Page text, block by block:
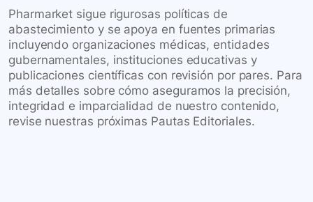
Pharmarket sigue rigurosas políticas de
abastecimiento y se apoya en fuentes primarias
incluyendo organizaciones médicas, entidades
gubernamentales, instituciones educativas y
publicaciones científicas con revisión por pares. Para
más detalles sobre cómo aseguramos la precisión,
integridad e imparcialidad de nuestro contenido,
revise nuestras próximas Pautas Editoriales.